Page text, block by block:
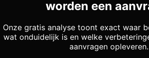
worden een
Onze gratis analyse toont exact waar
wat onduidelijk is en welke
aanvragen opleveren.